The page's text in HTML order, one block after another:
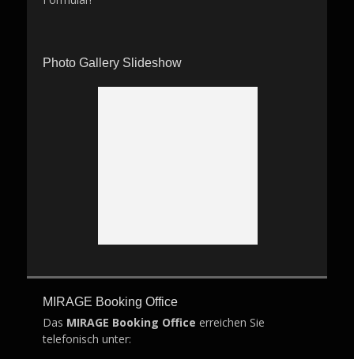
Photo Gallery Slideshow
MIRAGE Booking Office
Das MIRAGE Booking Office erreichen Sie
telefonisch unter: